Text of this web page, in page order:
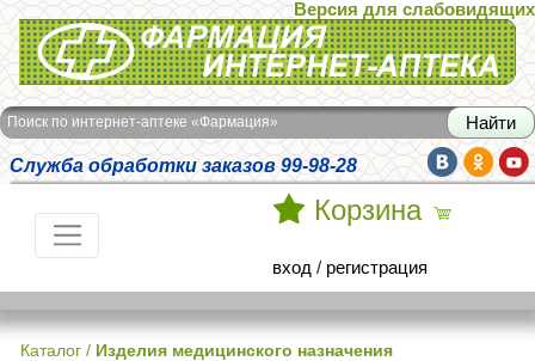
Интернет-аптека Фармация
Версия для слабовидящих
Поиск по интернет-аптеке «Фармация»
Служба обработки заказов 99-98-28
Корзина
вход / регистрация
Каталог / Изделия медицинского назначения